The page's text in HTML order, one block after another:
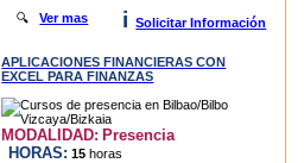
🔍Ver mas i Solicitar Información
APLICACIONES FINANCIERAS CON
EXCEL PARA FINANZAS
MODALIDAD: Presencia
HORAS: 15 horas